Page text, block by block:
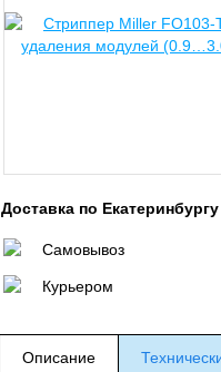
Доставка по Екатеринбургу
Самовывоз
Курьером
Описание